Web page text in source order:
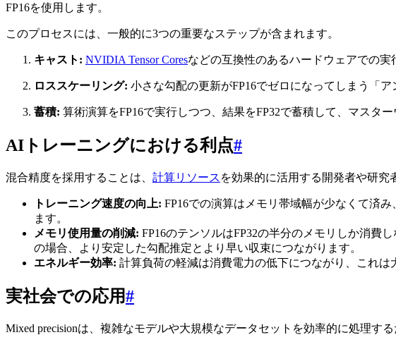
FP16を使用します。
このプロセスには、一般的に3つの重要なステップが含まれます。
キャスト: NVIDIA Tensor Coresなどの互換性のあるハードウェアでの実
ロススケーリング: 小さな勾配の更新がFP16でゼロになってしまう「ア
蓄積: 算術演算をFP16で実行しつつ、結果をFP32で蓄積して、マスタ
AIトレーニングにおける利点#
混合精度を採用することは、 計算リソース を効果的に活用する開発者や研究
トレーニング速度の向上: FP16での演算はメモリ帯域幅が少なくて済み
ます。
メモリ使用量の削減: FP16のテンソルはFP32の半分のメモリしか消費
の場合、より安定した勾配推定とより早い収束につながります。
エネルギー効率: 計算負荷の軽減は消費電力の低下につながり、これは
実社会での応用#
Mixed precisionは、複雑なモデルや大規模なデータセットを効率的に処理す